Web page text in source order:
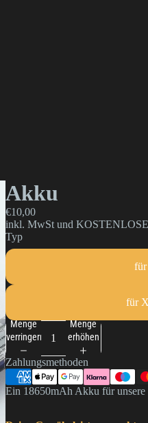
Akku
€10,00
inkl. MwSt und
Typ
für
für
Menge
verringern
Menge
erhöhen
Zahlungsmethoden
Ein 18650mAh Akku für unsere